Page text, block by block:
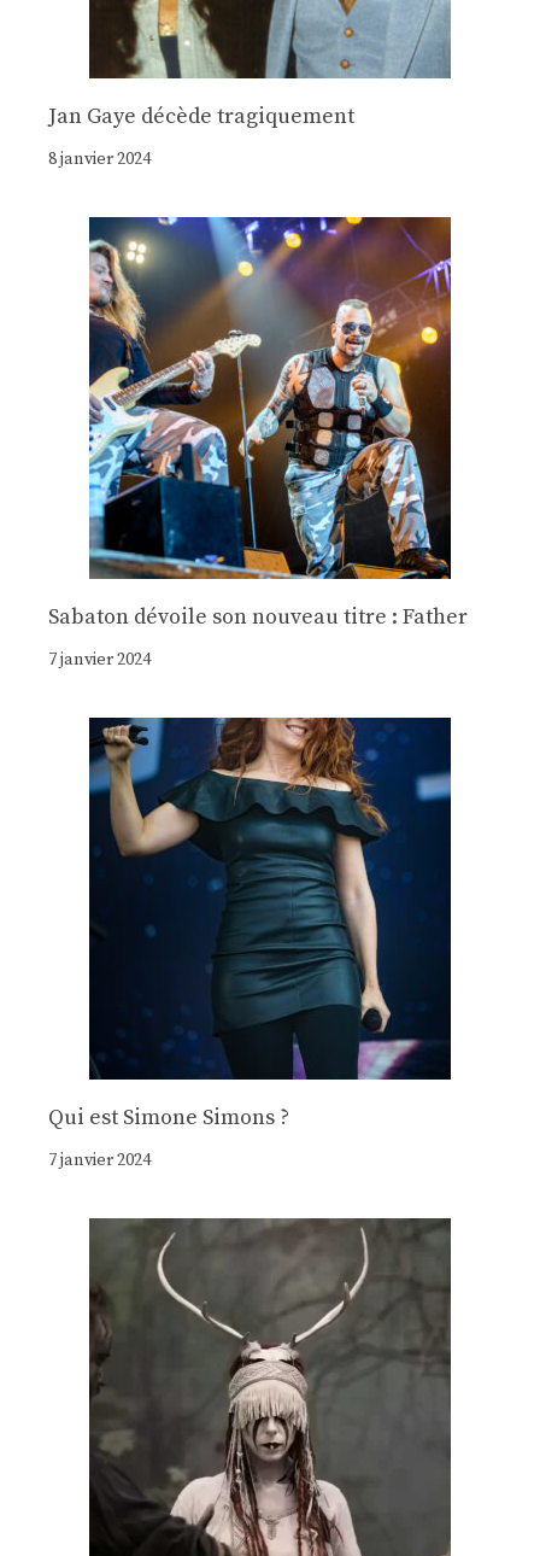
Jan Gaye décède tragiquement
8 janvier 2024
Sabaton dévoile son nouveau titre : Father
7 janvier 2024
Qui est Simone Simons ?
7 janvier 2024